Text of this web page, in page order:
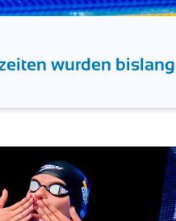
wurden bislang